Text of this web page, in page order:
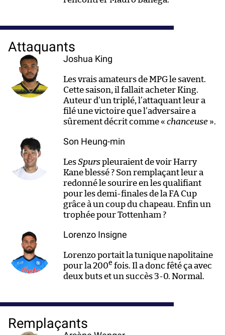
Attaquants
Joshua King
Les vrais amateurs de MPG le savent.
Cette saison, il fallait acheter King.
Auteur d’un triplé, l’attaquant leur a
filé une victoire que l’adversaire a
sûrement décrit comme « chanceuse ».
Son Heung-min
LesSpurspleuraient de voir Harry
Kane blessé ? Son remplaçant leur a
redonné le sourire en les qualifiant
pour les demi-finales de la FA Cup
grâce à un coup du chapeau. Enfin un
trophée pour Tottenham ?
Lorenzo Insigne
Lorenzo portait la tunique napolitaine
pour la 200e fois. Il a donc fêté ça avec
deux buts et un succès 3-0. Normal.
Remplaçants